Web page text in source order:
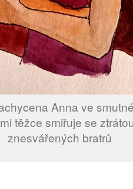
Anna ve
těžce smiřuje se
znesvářených bratrů